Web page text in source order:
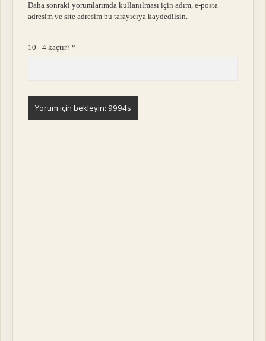
Daha sonraki yorumlarımda kullanılması için adım, e-posta
adresim ve site adresim bu tarayıcıya kaydedilsin.
10 - 4 kaçtır?*